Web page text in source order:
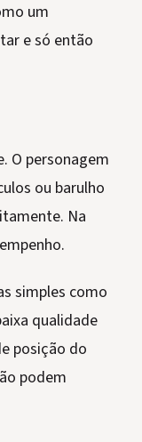
um
e só então
O personagem
ou barulho
Na
simples como
qualidade
posição do
podem